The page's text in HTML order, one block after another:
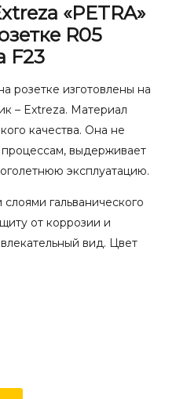
«PETRA»
R05
F23
розетке изготовлены на
– Extreza. Материал
качества. Она не
выдерживает
эксплуатацию.
гальванического
от коррозии и
вид. Цвет